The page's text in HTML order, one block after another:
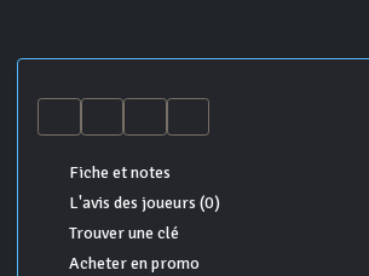
Fiche et notes
L'avis des joueurs (0)
Trouver une clé
Acheter en promo